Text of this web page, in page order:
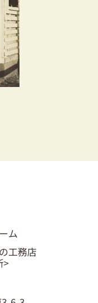
方
り
お考えの方
ム
工務店
>